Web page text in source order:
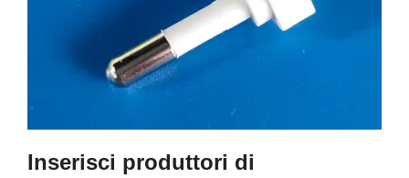
Inserisci produttori di